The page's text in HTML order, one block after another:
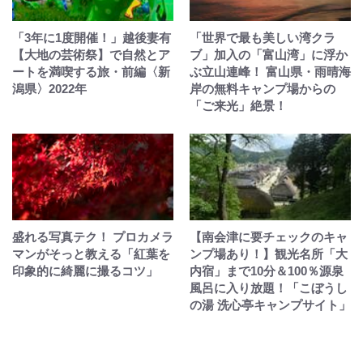
「3年に1度開催！」越後妻有
【大地の芸術祭】で自然とア
ートを満喫する旅・前編〈新
潟県〉2022年
「世界で最も美しい湾クラ
ブ」加入の「富山湾」に浮か
ぶ立山連峰！ 富山県・雨晴海
岸の無料キャンプ場からの
「ご来光」絶景！
盛れる写真テク！ プロカメラ
マンがそっと教える「紅葉を
印象的に綺麗に撮るコツ」
【南会津に要チェックのキャ
ンプ場あり！】観光名所「大
内宿」まで10分＆100％源泉
風呂に入り放題！「こぼうし
の湯 洗心亭キャンプサイト」